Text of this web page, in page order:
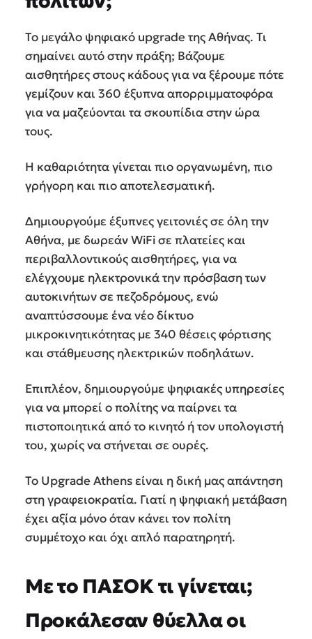
Το μεγάλο ψηφιακό upgrade της Αθήνας. Τι
σημαίνει αυτό στην πράξη; Βάζουμε
αισθητήρες στους κάδους για να ξέρουμε πότε
γεμίζουν και 360 έξυπνα απορριμματοφόρα
για να μαζεύονται τα σκουπίδια στην ώρα
τους.
Η καθαριότητα γίνεται πιο οργανωμένη, πιο
γρήγορη και πιο αποτελεσματική.
Δημιουργούμε έξυπνες γειτονιές σε όλη την
Αθήνα, με δωρεάν WiFi σε πλατείες και
περιβαλλοντικούς αισθητήρες, για να
ελέγχουμε ηλεκτρονικά την πρόσβαση των
αυτοκινήτων σε πεζοδρόμους, ενώ
αναπτύσσουμε ένα νέο δίκτυο
μικροκινητικότητας με 340 θέσεις φόρτισης
και στάθμευσης ηλεκτρικών ποδηλάτων.
Επιπλέον, δημιουργούμε ψηφιακές υπηρεσίες
για να μπορεί ο πολίτης να παίρνει τα
πιστοποιητικά από το κινητό ή τον υπολογιστή
του, χωρίς να στήνεται σε ουρές.
Το Upgrade Athens είναι η δική μας απάντηση
στη γραφειοκρατία. Γιατί η ψηφιακή μετάβαση
έχει αξία μόνο όταν κάνει τον πολίτη
συμμέτοχο και όχι απλό παρατηρητή.
Με το ΠΑΣΟΚ τι γίνεται;
Προκάλεσαν θύελλα οι